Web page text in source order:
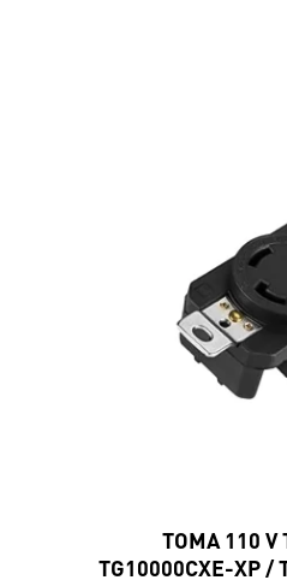
TOMA 110 V
TG10000CXE-XP /